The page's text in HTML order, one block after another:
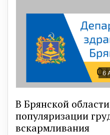
6
В Брянской
популяризации
вскармливания